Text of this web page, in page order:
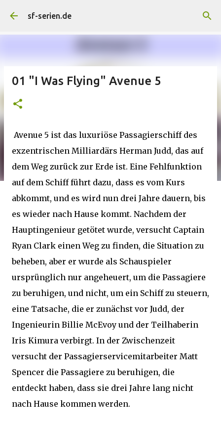
Direkt zum Hauptbereich
sf-serien.de
01 "I Was Flying" Avenue 5
Avenue 5 ist das luxuriöse Passagierschiff des
exzentrischen Milliardärs Herman Judd, das auf
dem Weg zurück zur Erde ist. Eine Fehlfunktion
auf dem Schiff führt dazu, dass es vom Kurs
abkommt, und es wird nun drei Jahre dauern, bis
es wieder nach Hause kommt. Nachdem der
Hauptingenieur getötet wurde, versucht Captain
Ryan Clark einen Weg zu finden, die Situation zu
beheben, aber er wurde als Schauspieler
ursprünglich nur angeheuert, um die Passagiere
zu beruhigen, und nicht, um ein Schiff zu steuern,
eine Tatsache, die er zunächst vor Judd, der
Ingenieurin Billie McEvoy und der Teilhaberin
Iris Kimura verbirgt. In der Zwischenzeit
versucht der Passagierservicemitarbeiter Matt
Spencer die Passagiere zu beruhigen, die
entdeckt haben, dass sie drei Jahre lang nicht
nach Hause kommen werden.